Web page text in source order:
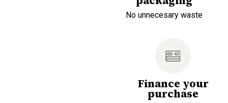
No unnecesary waste
Finance your
purchase